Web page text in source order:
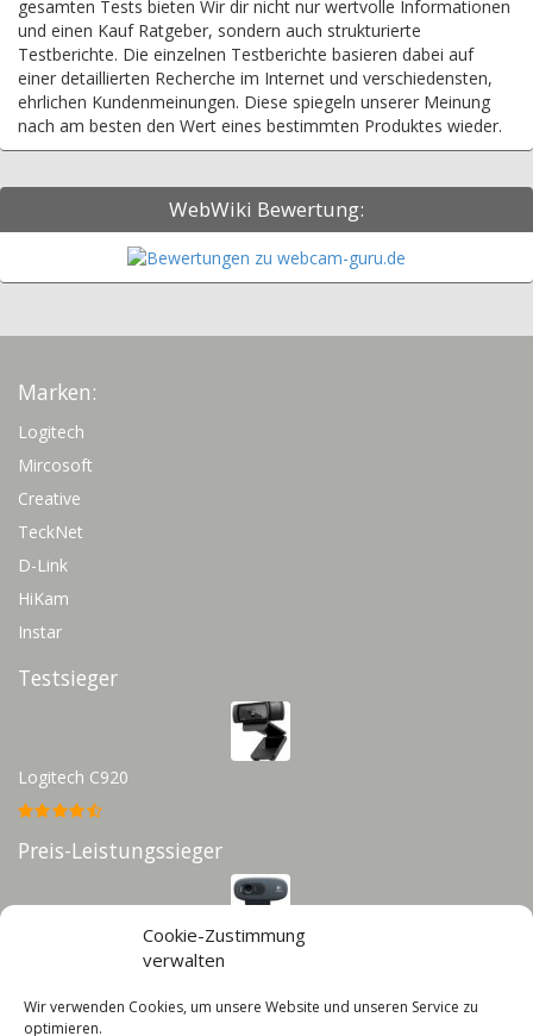
Cookie-Zustimmung
verwalten
Wir verwenden Cookies, um unsere Website und unseren Service zu
optimieren.
gesamten Tests bieten Wir dir nicht nur wertvolle Informationen
und einen Kauf Ratgeber, sondern auch strukturierte
Testberichte. Die einzelnen Testberichte basieren dabei auf
einer detaillierten Recherche im Internet und verschiedensten,
ehrlichen Kundenmeinungen. Diese spiegeln unserer Meinung
nach am besten den Wert eines bestimmten Produktes wieder.
WebWiki Bewertung:
Marken:
Logitech
Mircosoft
Creative
TeckNet
D-Link
HiKam
Instar
Testsieger
Logitech C920
Preis-Leistungssieger
Infos